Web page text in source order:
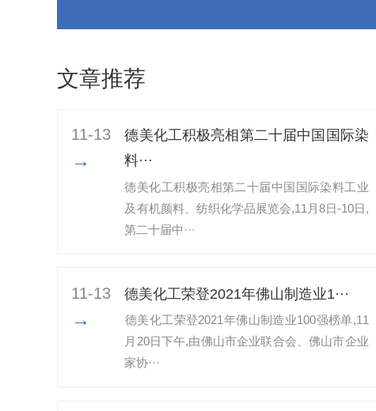
文章推荐
11-13
→
德美化工积极亮相第二十届中国国际染
料···
德美化工积极亮相第二十届中国国际染料工业
及有机颜料、纺织化学品展览会,11月8日-10日,
第二十届中···
11-13
→
​德美化工荣登2021年佛山制造业1···
​德美化工荣登2021年佛山制造业100强榜单,11
月20日下午,由佛山市企业联合会、佛山市企业
家协···